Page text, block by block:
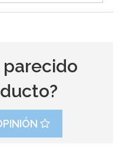
parecido